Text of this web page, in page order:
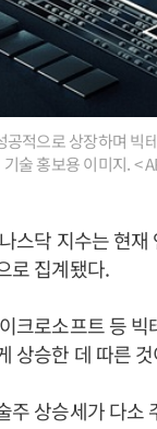
적으로 상장하며 빅
술 홍보용 이미지. <
스닥 지수는 현
로 집계됐다.
크로소프트 등
상승한 데 따른
주 상승세가 다소